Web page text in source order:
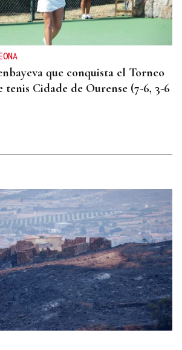
que conquista el Torneo
Cidade de Ourense (7-6, 3-6
es el primer gran reto del